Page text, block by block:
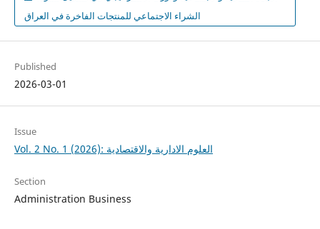
الشراء الاجتماعي للمنتجات الفاخرة في العراق
Published
2026-03-01
Issue
Vol. 2 No. 1 (2026): العلوم الادارية والاقتصادية
Section
Administration Business